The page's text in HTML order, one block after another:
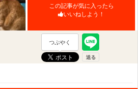
この記事が気に入ったら
いいねしよう！
つぶやく